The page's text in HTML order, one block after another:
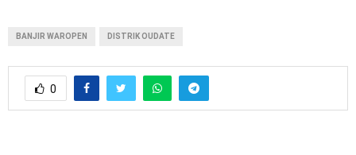
BANJIR WAROPEN DISTRIK OUDATE
0